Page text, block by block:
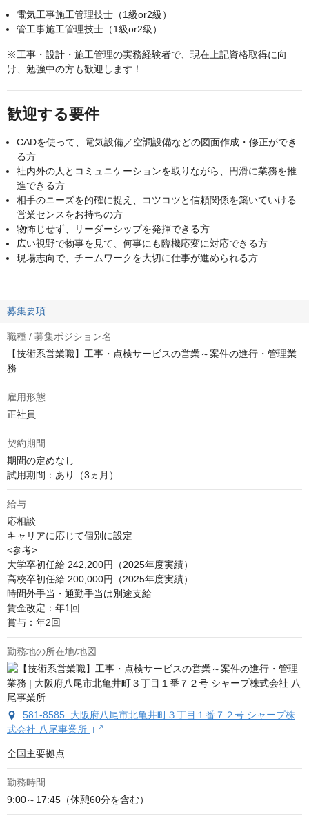
電気工事施工管理技士（1級or2級）
管工事施工管理技士（1級or2級）
※工事・設計・施工管理の実務経験者で、現在上記資格取得に向
け、勉強中の方も歓迎します！
歓迎する要件
CADを使って、電気設備／空調設備などの図面作成・修正ができ
る方
社内外の人とコミュニケーションを取りながら、円滑に業務を推
進できる方
相手のニーズを的確に捉え、コツコツと信頼関係を築いていける
営業センスをお持ちの方
物怖じせず、リーダーシップを発揮できる方
広い視野で物事を見て、何事にも臨機応変に対応できる方
現場志向で、チームワークを大切に仕事が進められる方
募集要項
職種 / 募集ポジション名
【技術系営業職】工事・点検サービスの営業～案件の進行・管理業
務
雇用形態
正社員
契約期間
期間の定めなし
試用期間：あり（3ヵ月）
給与
応相談
キャリアに応じて個別に設定
<参考>
大学卒初任給 242,200円（2025年度実績）
高校卒初任給 200,000円（2025年度実績）
時間外手当・通勤手当は別途支給
賃金改定：年1回
賞与：年2回
勤務地の所在地/地図
581-8585 大阪府八尾市北亀井町３丁目１番７２号 シャープ株
式会社 八尾事業所
全国主要拠点
勤務時間
9:00～17:45（休憩60分を含む）